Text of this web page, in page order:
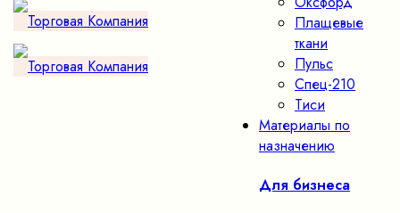
Плащевые
ткани
Пульс
Спец-210
Тиси
Материалы по
назначению
Для бизнеса